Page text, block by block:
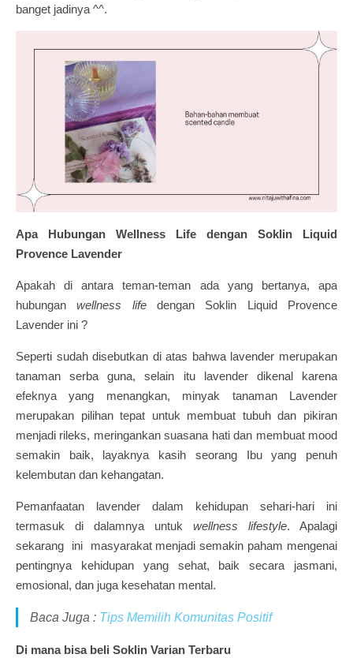
banget jadinya ^^.
Apa Hubungan Wellness Life dengan Soklin Liquid
Provence Lavender
Apakah di antara teman-teman ada yang bertanya, apa
hubunganwellness lifedengan Soklin Liquid Provence
Lavender ini ?
Seperti sudah disebutkan di atas bahwa lavender merupakan
tanaman serba guna, selain itu lavender dikenal karena
efeknya yang menangkan, minyak tanaman Lavender
merupakan pilihan tepat untuk membuat tubuh dan pikiran
menjadi rileks, meringankan suasana hati dan membuat mood
semakin baik, layaknya kasih seorang Ibu yang penuh
kelembutan dan kehangatan.
Pemanfaatan lavender dalam kehidupan sehari-hari ini
termasuk di dalamnya untuk wellness lifestyle. Apalagi
sekarang ini masyarakat menjadi semakin paham mengenai
pentingnya kehidupan yang sehat, baik secara jasmani,
emosional, dan juga kesehatan mental.
Baca Juga : Tips Memilih Komunitas Positif
Di mana bisa beli Soklin Varian Terbaru